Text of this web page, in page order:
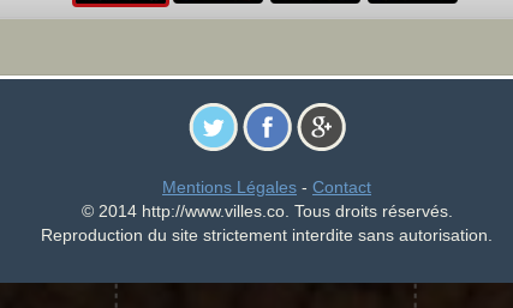
Mentions Légales - Contact
© 2014 http://www.villes.co. Tous droits réservés.
Reproduction du site strictement interdite sans autorisation.